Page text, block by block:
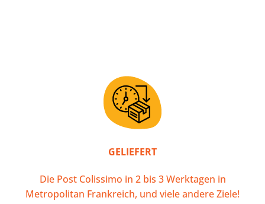
GELIEFERT
Die Post Colissimo in 2 bis 3 Werktagen in
Metropolitan Frankreich, und viele andere Ziele!